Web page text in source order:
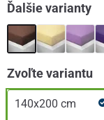
Ďalšie varianty
Zvoľte variantu
140x200 cm